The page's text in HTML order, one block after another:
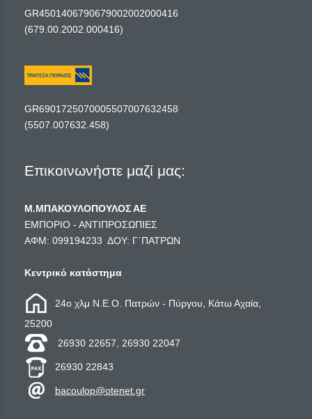
GR4501406790679002002000416
(679.00.2002.000416)
GR6901725070005507007632458
(5507.007632.458)
Επικοινωνήστε μαζί μας:
Μ.ΜΠΑΚΟΥΛΟΠΟΥΛΟΣ ΑΕ
ΕΜΠΟΡΙΟ - ΑΝΤΙΠΡΟΣΩΠΙΕΣ
ΑΦΜ: 099194233 ΔΟΥ: Γ΄ΠΑΤΡΩΝ
Κεντρικό κατάστημα
24ο χλμ Ν.Ε.Ο. Πατρών - Πύργου, Κάτω Αχαία,
25200
26930 22657, 26930 22047
26930 22843
bacoulop@otenet.gr